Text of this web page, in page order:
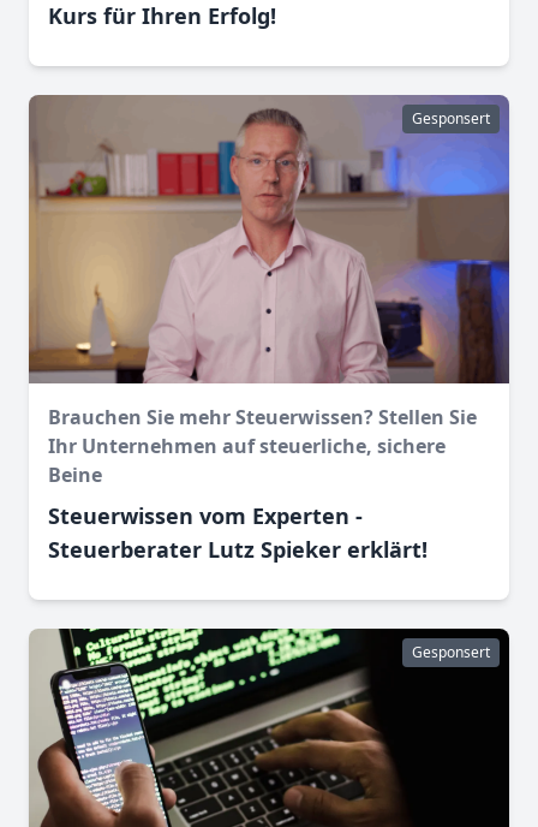
Kurs für Ihren Erfolg!
Gesponsert
Brauchen Sie mehr Steuerwissen? Stellen Sie
Ihr Unternehmen auf steuerliche, sichere
Beine
Steuerwissen vom Experten -
Steuerberater Lutz Spieker erklärt!
Gesponsert